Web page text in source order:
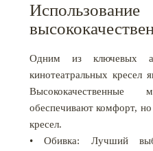
Использование
Одним из ключевых
кинотеатральных кресел
обеспечивают комфорт,
кресел.
• Обивка: Лучший